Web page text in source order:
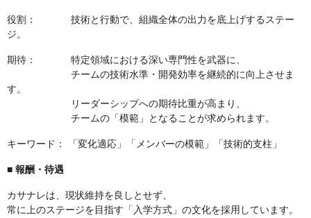
役割： 技術と行動で、組織全体の出力を底上げするステー
ジ。
期待： 特定領域における深い専門性を武器に、
チームの技術水準・開発効率を継続的に向上させま
す。
リーダーシップへの期待比重が高まり、
チームの「模範」となることが求められます。
キーワード： 「変化適応」「メンバーの模範」「技術的支柱」
■ 報酬・待遇
カサナレは、現状維持を良しとせず、
常に上のステージを目指す「入学方式」の文化を採用しています。